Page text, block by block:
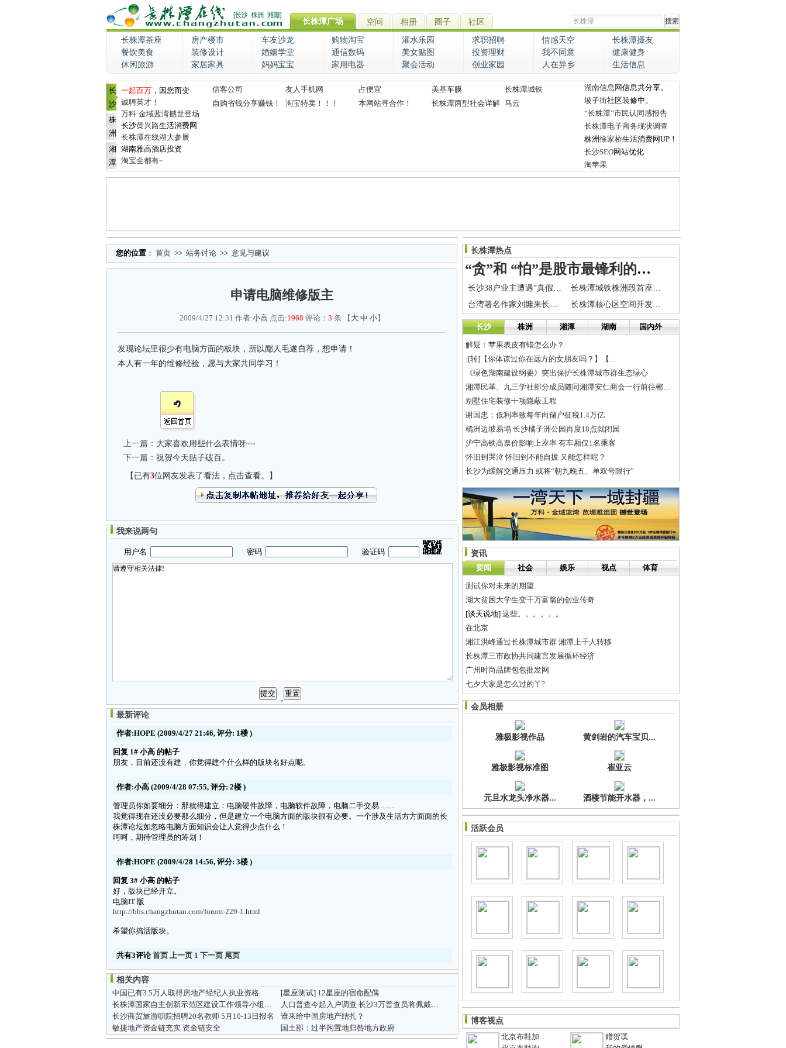
长株潭广场 空间 相册 圈子 社区
长株潭茶座 房产楼市 车友沙龙 购物淘宝 灌水乐园 求职招聘 情感天空
长株潭摄友
餐饮美食
装修设计 婚姻学堂 通信数码 美女贴图 投资理财 我不同意
健康健身
休闲旅游
家居家具 妈妈宝宝 家用电器 聚会活动 创业家园 人在异乡 生活信息
长
沙
株
洲
湘
潭
一起百万 ，因您而变
诚聘英才！
万科·金域蓝湾撼世登场
长沙黄兴路生活消费网
长株潭在线湖大参展
湖南雅高酒店投资
淘宝全都有~
信客公司 友人手机网 占便宜 美基车膜
长株潭城铁
自购省钱分享赚钱！
淘宝特卖！！！ 本网站寻合作！ 长株潭两型社会详解 马云
湖南信息网信息共分享。
坡子街社区装修中。
“长株潭”市民认同感报告
长株潭电子商务现状调查
株洲徐家桥生活消费网UP！
长沙SEO网站优化
淘苹果
您的位置 ： 首页 >> 站务讨论 >> 意见与建议
申请电脑维修版主
2009/4/27 12:31 作者:小高点击:1968 评论： 3 条 【 大 中 小】
发现论坛里很少有电脑方面的板块，所以鄙人毛遂自荐，想申请！
本人有一年的维修经验，愿与大家共同学习！
上一篇： 大家喜欢用些什么表情呀~~
下一篇： 祝贺今天贴子破百。
【已有3位网友发表了看法，点击查看。】
我来说两句
用户名 密码 验证码
最新评论
作者:HOPE (2009/4/27 21:46, 评分: 1楼 )
回复 1# 小高 的帖子
朋友，目前还没有建，你觉得建个什么样的版块名好点呢。
作者:小高 (2009/4/28 07:55, 评分: 2楼 )
管理员你如要细分：那就得建立：电脑硬件故障，电脑软件故障，电脑二手交易.........
我觉得现在还没必要那么细分，但是建立一个电脑方面的版块很有必要。一个涉及生活方方面面的长
株潭论坛如忽略电脑方面知识会让人觉得少点什么！
呵呵，期待管理员的筹划！
作者:HOPE (2009/4/28 14:56, 评分: 3楼 )
回复 3# 小高 的帖子
好，版块已经开立。
电脑IT 版
http://bbs.changzhutan.com/forum-229-1.html
希望你搞活版块。
共有3评论首页 上一页 1 下一页 尾页
相关内容
中国已有3.5万人取得房地产经纪人执业资格
[星座测试] 12星座的宿命配偶
长株潭国家自主创新示范区建设工作领导小组会议召开
人口普查今起入户调查 长沙3万普查员将佩戴证件上门
长沙商贸旅游职院招聘20名教师 5月10-13日报名
谁来给中国房地产结扎？
敏捷地产资金链充实 资金链安全
国土部：过半闲置地归咎地方政府
长株潭热点
“贪”和 “怕”是股市最锋利的两把尖刀
长沙38户业主遭遇“真假网通”迷局 650元/年老断线
长株潭城铁株洲段首座隧道贯通
台湾著名作家刘墉来长沙做演讲 30张门票送市民
长株潭核心区空间开发与布局规划通过专家审批
长沙 株洲 湘潭 湖南 国内外
解疑：苹果表皮有蜡怎么办？
:[转]【你体谅过你在远方的女朋友吗？】【...
《绿色湖南建设纲要》突出保护长株潭城市群生态绿心
湘潭民革、九三学社部分成员随同湘潭安仁商会一行前往郴州安仁进...
别墅住宅装修十项隐蔽工程
谢国忠：低利率致每年向储户征税1.4万亿
橘洲边坡易塌 长沙橘子洲公园再度18点就闭园
沪宁高铁高票价影响上座率 有车厢仅1名乘客
怀旧到哭泣 怀旧到不能自拔 又能怎样呢？
长沙为缓解交通压力 或将“朝九晚五、单双号限行”
资讯
要闻
社会 娱乐 视点 体育
测试你对未来的期望
湖大贫困大学生变千万富翁的创业传奇
[谈天说地] 这些。。。。。。
在北京
湘江洪峰通过长株潭城市群 湘潭上千人转移
长株潭三市政协共同建言发展循环经济
广州时尚品牌包包批发网
七夕大家是怎么过的丫?
北汽株洲造新车年底下线 今年或将建设第二工厂
地方试点房产税方案仍在讨论中
会员相册
雅极影视作品 黄剑岩的汽车宝贝...
雅极影视标准图 崔亚云
元旦水龙头净水器... 酒楼节能开水器，...
活跃会员
博客视点
北京布鞋加...
赠贺璞